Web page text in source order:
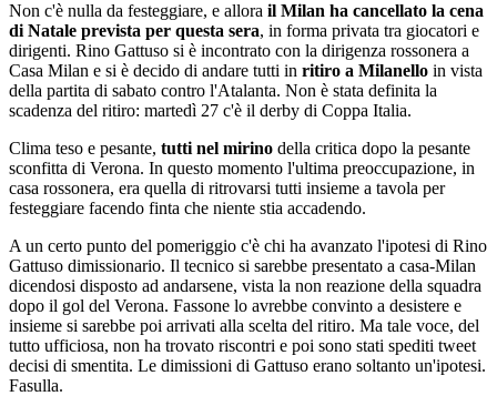
Non c'è nulla da festeggiare, e allora il Milan ha cancellato la cena
di Natale prevista per questa sera, in forma privata tra giocatori e
dirigenti. Rino Gattuso si è incontrato con la dirigenza rossonera a
Casa Milan e si è decido di andare tutti in ritiro a Milanello in vista
della partita di sabato contro l'Atalanta. Non è stata definita la
scadenza del ritiro: martedì 27 c'è il derby di Coppa Italia.
Clima teso e pesante, tutti nel mirino della critica dopo la pesante
sconfitta di Verona. In questo momento l'ultima preoccupazione, in
casa rossonera, era quella di ritrovarsi tutti insieme a tavola per
festeggiare facendo finta che niente stia accadendo.
A un certo punto del pomeriggio c'è chi ha avanzato l'ipotesi di Rino
Gattuso dimissionario. Il tecnico si sarebbe presentato a casa-Milan
dicendosi disposto ad andarsene, vista la non reazione della squadra
dopo il gol del Verona. Fassone lo avrebbe convinto a desistere e
insieme si sarebbe poi arrivati alla scelta del ritiro. Ma tale voce, del
tutto ufficiosa, non ha trovato riscontri e poi sono stati spediti tweet
decisi di smentita. Le dimissioni di Gattuso erano soltanto un'ipotesi.
Fasulla.